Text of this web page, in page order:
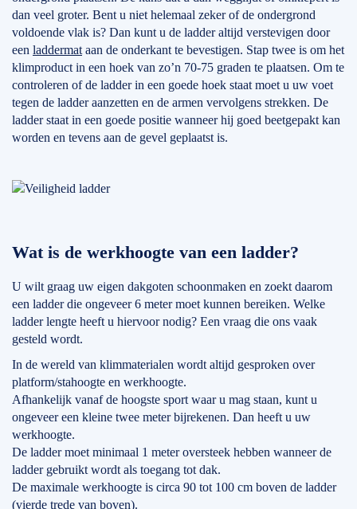
dan veel groter. Bent u niet helemaal zeker of de ondergrond
voldoende vlak is? Dan kunt u de ladder altijd verstevigen door
een laddermat aan de onderkant te bevestigen. Stap twee is om het
klimproduct in een hoek van zo’n 70-75 graden te plaatsen. Om te
controleren of de ladder in een goede hoek staat moet u uw voet
tegen de ladder aanzetten en de armen vervolgens strekken. De
ladder staat in een goede positie wanneer hij goed beetgepakt kan
worden en tevens aan de gevel geplaatst is.
Wat is de werkhoogte van een ladder?
U wilt graag uw eigen dakgoten schoonmaken en zoekt daarom
een ladder die ongeveer 6 meter moet kunnen bereiken. Welke
ladder lengte heeft u hiervoor nodig? Een vraag die ons vaak
gesteld wordt.
In de wereld van klimmaterialen wordt altijd gesproken over
platform/stahoogte en werkhoogte.
Afhankelijk vanaf de hoogste sport waar u mag staan, kunt u
ongeveer een kleine twee meter bijrekenen. Dan heeft u uw
werkhoogte.
De ladder moet minimaal 1 meter oversteek hebben wanneer de
ladder gebruikt wordt als toegang tot dak.
De maximale werkhoogte is circa 90 tot 100 cm boven de ladder
(vierde trede van boven).